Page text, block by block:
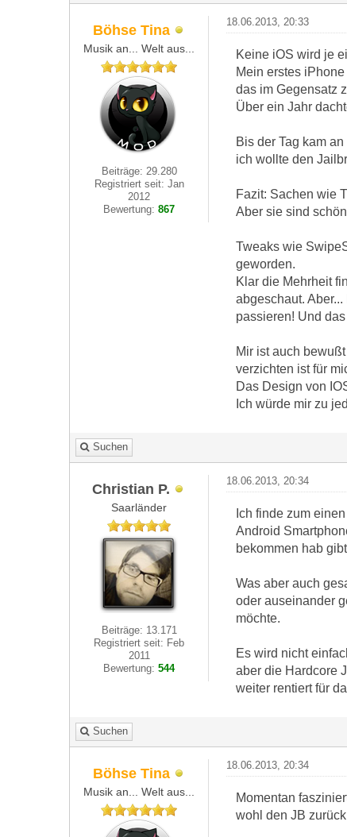
Böhse Tina
Musik an... Welt aus...
Beiträge: 29.280
Registriert seit: Jan
2012
Bewertung:867
18.06.2013, 20:33
Keine iOS wird je
Mein erstes
das im Gegensatz
Über ein Jahr
Bis der Tag kam
ich wollte den
Fazit: Sachen wie
Aber sie sind
Tweaks wie
geworden.
Klar die Mehrheit
abgeschaut.
passieren! Und
Mir ist auch
verzichten ist für
Das Design von
Ich würde mir zu
Suchen
Christian P.
Saarländer
Beiträge: 13.171
Registriert seit: Feb
2011
Bewertung:544
18.06.2013, 20:34
Ich finde zum
Android
bekommen hab
Was aber auch
oder auseinander
möchte.
Es wird nicht
aber die Hardcore
weiter rentiert für
Suchen
Böhse Tina
Musik an... Welt aus...
18.06.2013, 20:34
Momentan
wohl den JB zurück